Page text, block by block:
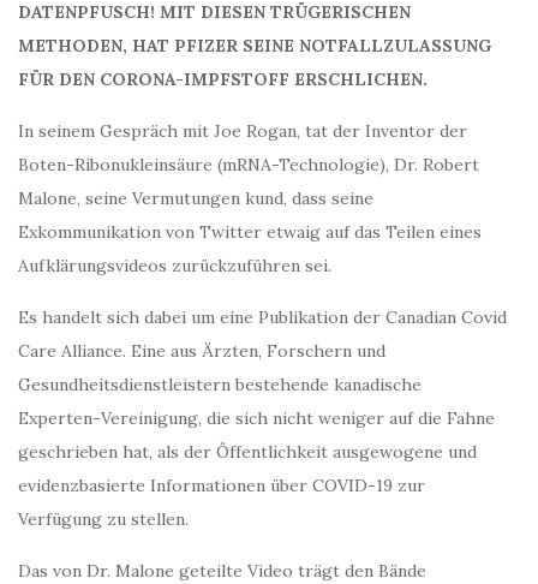
DATENPFUSCH! MIT DIESEN TRÜGERISCHEN
METHODEN, HAT PFIZER SEINE NOTFALLZULASSUNG
FÜR DEN CORONA-IMPFSTOFF ERSCHLICHEN.
In seinem Gespräch mit Joe Rogan, tat der Inventor der
Boten-Ribonukleinsäure (mRNA-Technologie), Dr. Robert
Malone, seine Vermutungen kund, dass seine
Exkommunikation von Twitter etwaig auf das Teilen eines
Aufklärungsvideos zurückzuführen sei.
Es handelt sich dabei um eine Publikation der Canadian Covid
Care Alliance. Eine aus Ärzten, Forschern und
Gesundheitsdienstleistern bestehende kanadische
Experten-Vereinigung, die sich nicht weniger auf die Fahne
geschrieben hat, als der Öffentlichkeit ausgewogene und
evidenzbasierte Informationen über COVID-19 zur
Verfügung zu stellen.
Das von Dr. Malone geteilte Video trägt den Bände